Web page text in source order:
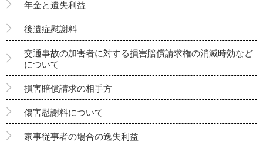
年金と遺失利益
後遺症慰謝料
交通事故の加害者に対する損害賠償請求権の消滅時効など
について
損害賠償請求の相手方
傷害慰謝料について
家事従事者の場合の逸失利益